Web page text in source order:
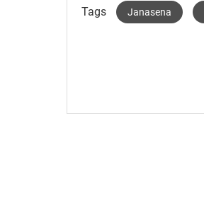
Tags Janasena